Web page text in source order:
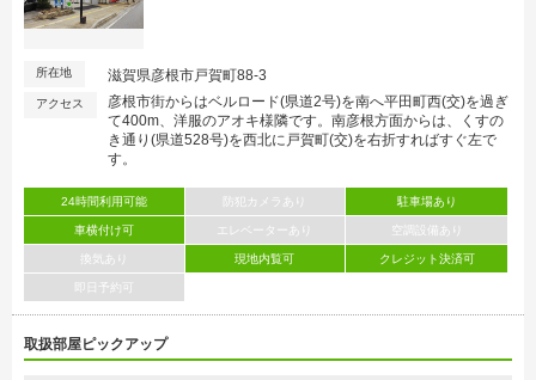
所在地 滋賀県彦根市戸賀町88-3
アクセス
彦根市街からはベルロード(県道2号)を南へ平田町西(交)を過ぎ
て400m、洋服のアオキ様隣です。南彦根方面からは、くすの
き通り(県道528号)を西北に戸賀町(交)を右折すればすぐ左で
す。
24時間利用可能 防犯カメラあり 駐車場あり
車横付け可 エレベーターあり 空調設備あり
換気あり 現地内覧可 クレジット決済可
即日予約可
取扱部屋ピックアップ